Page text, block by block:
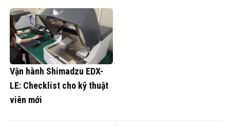
Vận hành Shimadzu EDX-
LE: Checklist cho kỹ thuật
viên mới